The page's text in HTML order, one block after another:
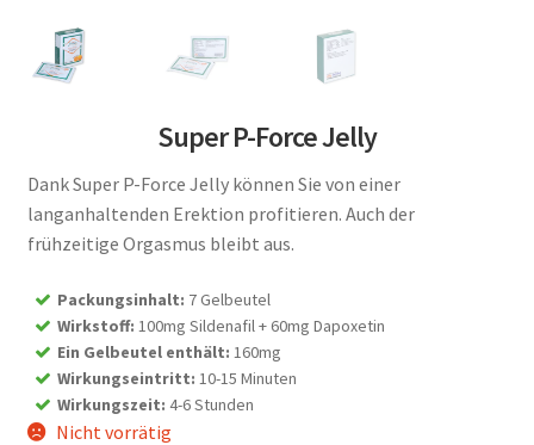
Super P-Force Jelly
Dank Super P-Force Jelly können Sie von einer
langanhaltenden Erektion profitieren. Auch der
frühzeitige Orgasmus bleibt aus.
Packungsinhalt: 7 Gelbeutel
Wirkstoff: 100mg Sildenafil + 60mg Dapoxetin
Ein Gelbeutel enthält: 160mg
Wirkungseintritt: 10-15 Minuten
Wirkungszeit: 4-6 Stunden
Nicht vorrätig